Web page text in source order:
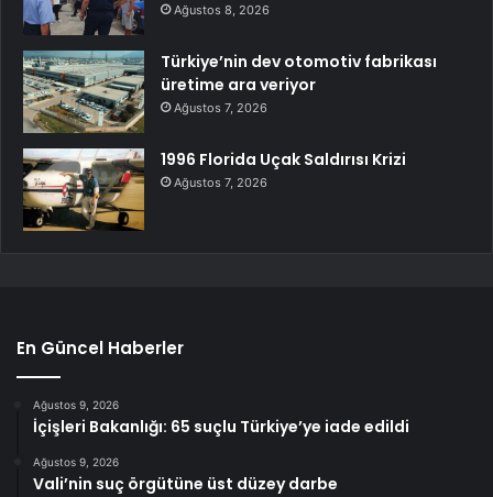
Ağustos 8, 2026
Türkiye’nin dev otomotiv fabrikası
üretime ara veriyor
Ağustos 7, 2026
1996 Florida Uçak Saldırısı Krizi
Ağustos 7, 2026
En Güncel Haberler
Ağustos 9, 2026
İçişleri Bakanlığı: 65 suçlu Türkiye’ye iade edildi
Ağustos 9, 2026
Vali’nin suç örgütüne üst düzey darbe